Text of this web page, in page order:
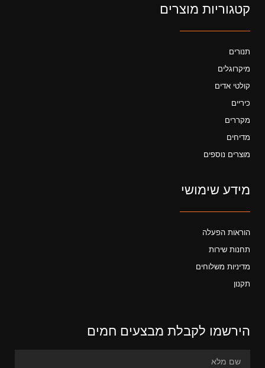
קטגוריות מוצרים
תנורים
מיקרוגלים
קולטי אדים
כיריים
מקררים
מדיחים
מוצרים נוספים
מידע שימושי
הוראות הפעלה
תחנות שירות
מדיניות משלוחים
תקנון
הירשמו לקבלת מבצעים חמים